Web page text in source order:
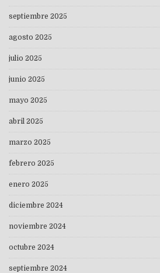
septiembre 2025
agosto 2025
julio 2025
junio 2025
mayo 2025
abril 2025
marzo 2025
febrero 2025
enero 2025
diciembre 2024
noviembre 2024
octubre 2024
septiembre 2024